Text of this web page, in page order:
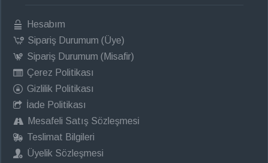
Hesabım
Sipariş Durumum (Üye)
Sipariş Durumum (Misafir)
Çerez Politikası
Gizlilik Politikası
İade Politikası
Mesafeli Satış Sözleşmesi
Teslimat Bilgileri
Üyelik Sözleşmesi